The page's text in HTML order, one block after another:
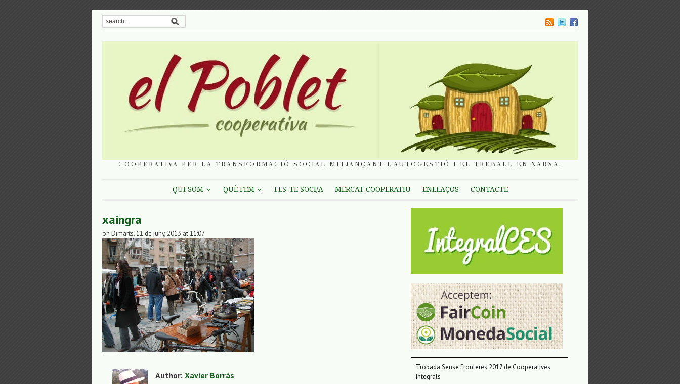
COOPERATIVA PER LA TRANSFORMACIÓ SOCIAL MITJANÇANT L'AUTOGESTIÓ I EL TREBALL EN XARXA.
QUI SOM QUÈ FEM FES-TE SOCI/A MERCAT COOPERATIU ENLLAÇOS CONTACTE
xaingra
on Dimarts, 11 de juny, 2013 at 11:07
Author: Xavier Borràs
Trobada Sense Fronteres 2017 de Cooperatives
Integrals